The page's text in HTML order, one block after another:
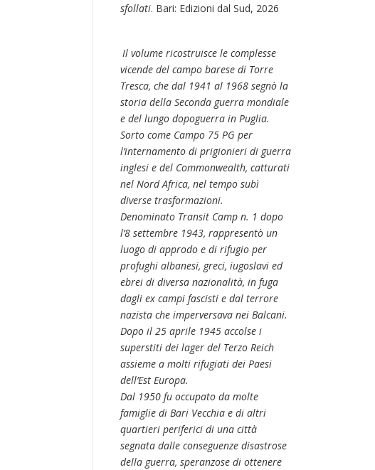
sfollati. Bari: Edizioni dal Sud, 2026
Il volume ricostruisce le complesse
vicende del campo barese di Torre
Tresca, che dal 1941 al 1968 segnò la
storia della Seconda guerra mondiale
e del lungo dopoguerra in Puglia.
Sorto come Campo 75 PG per
l’internamento di prigionieri di guerra
inglesi e del Commonwealth, catturati
nel Nord Africa, nel tempo subì
diverse trasformazioni.
Denominato Transit Camp n. 1 dopo
l’8 settembre 1943, rappresentò un
luogo di approdo e di rifugio per
profughi albanesi, greci, iugoslavi ed
ebrei di diversa nazionalità, in fuga
dagli ex campi fascisti e dal terrore
nazista che imperversava nei Balcani.
Dopo il 25 aprile 1945 accolse i
superstiti dei lager del Terzo Reich
assieme a molti rifugiati dei Paesi
dell’Est Europa.
Dal 1950 fu occupato da molte
famiglie di Bari Vecchia e di altri
quartieri periferici di una città
segnata dalle conseguenze disastrose
della guerra, speranzose di ottenere